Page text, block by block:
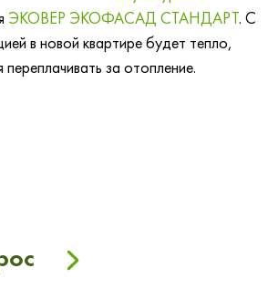
ЭКОВЕР ЭКОФАСАД СТАНДАРТ. С
в новой квартире будет тепло,
за отопление.